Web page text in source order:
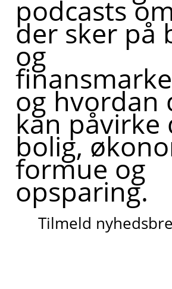
podcasts
der sker på
og
og hvordan
kan påvirke
bolig,
formue og
opsparing.
Tilmeld